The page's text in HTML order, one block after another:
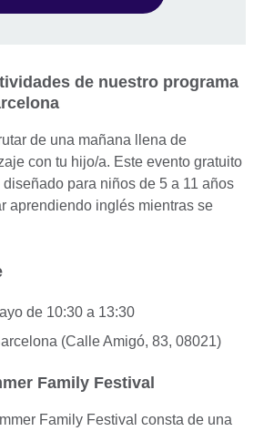
de nuestro programa
de una mañana llena de
con tu hijo/a. Este evento gratuito
para niños de 5 a 11 años
aprendiendo inglés mientras se
de 10:30 a 13:30
(Calle Amigó, 83, 08021)
Family Festival
Family Festival consta de una